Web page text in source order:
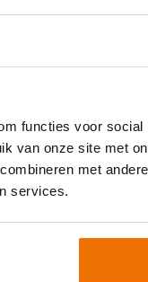
functies voor
van onze site met
met
services.